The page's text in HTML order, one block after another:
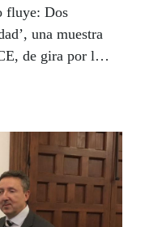
fluye: Dos
una muestra
de gira por las